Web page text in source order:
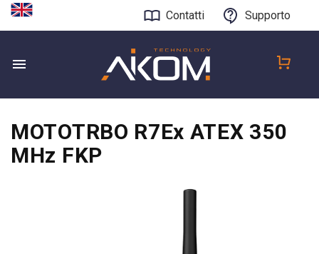
Contatti Supporto
MOTOTRBO R7Ex ATEX 350
MHz FKP